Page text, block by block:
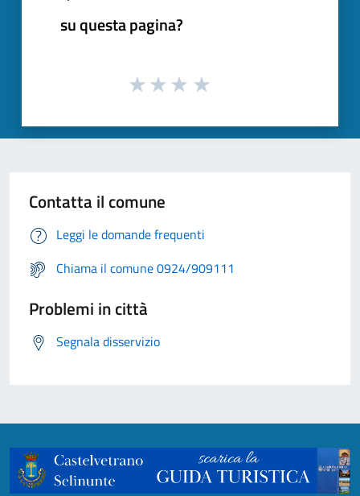
su questa pagina?
Contatta il comune
Leggi le domande frequenti
Chiama il comune 0924/909111
Problemi in città
Segnala disservizio